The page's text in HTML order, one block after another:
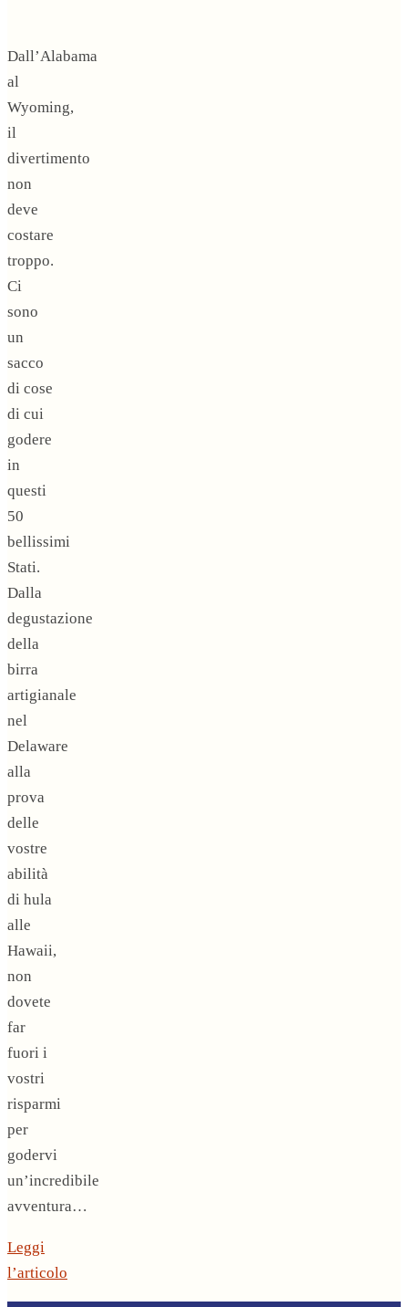
Dall’Alabama
al
Wyoming,
il
divertimento
non
deve
costare
troppo.
Ci
sono
un
sacco
di cose
di cui
godere
in
questi
50
bellissimi
Stati.
Dalla
degustazione
della
birra
artigianale
nel
Delaware
alla
prova
delle
vostre
abilità
di hula
alle
Hawaii,
non
dovete
far
fuori i
vostri
risparmi
per
godervi
un’incredibile
avventura…
Leggi
l’articolo